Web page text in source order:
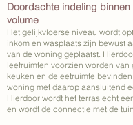
Doordachte indeling binnen
volume
Het gelijkvloerse niveau wordt
inkom en wasplaats zijn bewust
van de woning geplaatst.
leefruimten voorzien worden van
keuken en de eetruimte
woning met daarop aansluitend
Hierdoor wordt het terras echt
en wordt de connectie met de